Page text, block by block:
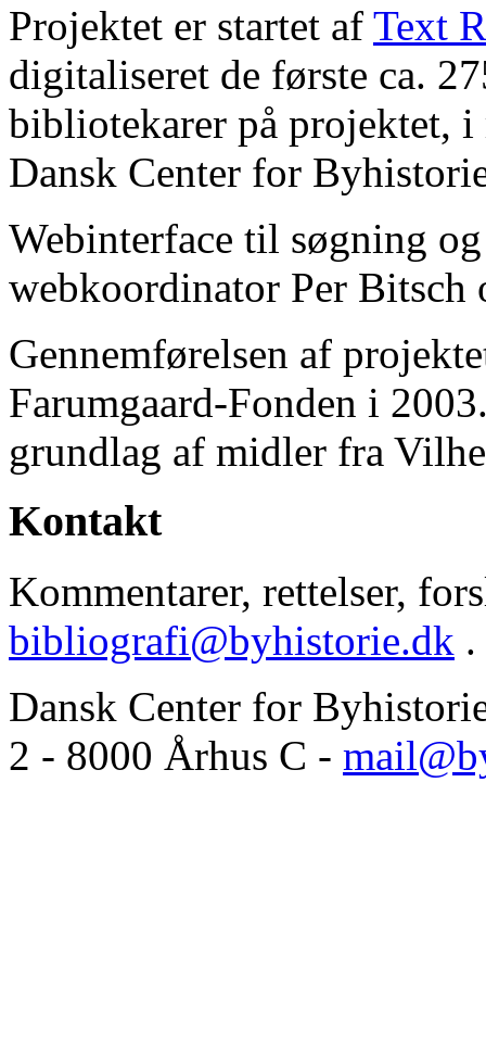
Projektet er startet af Text
digitaliseret de første ca.
bibliotekarer på projektet, i
Dansk Center for
Webinterface til søgning
webkoordinator Per Bitsch
Gennemførelsen af
Farumgaard-Fonden i
grundlag af midler fra
Kontakt
Kommentarer, rettelser,
bibliografi@byhistorie.dk .
Dansk Center for
2 - 8000 Århus C -